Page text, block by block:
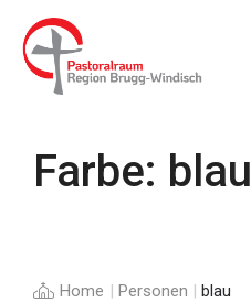
zum
Inhalt
Farbe: blau
Home | Personen | blau